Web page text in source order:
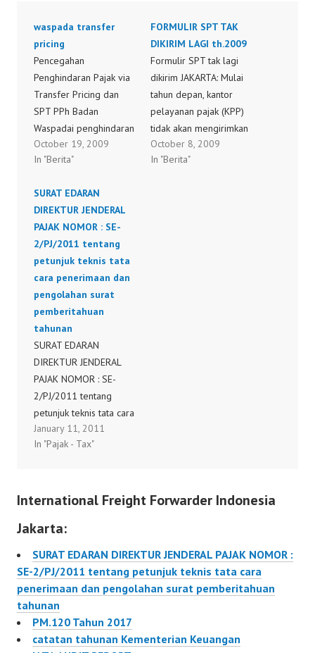
waspada transfer
pricing
Pencegahan
Penghindaran Pajak via
Transfer Pricing dan
SPT PPh Badan
Waspadai penghindaran
pajak dengan transfer
pricing, begitu titah
Mulyani Indrawati.
Sebab, banyak
perusahaan besar yang
melalaikan tmnsfer
pricing untuk
menghindari pajak. Ada
dugaan, perusahaan itu
melakukan transaksi
dengan afiliasinya tidak
dengan harga I wajar
sehingga melaporkan
rugi…
October 19, 2009
In "Berita"
FORMULIR SPT TAK
DIKIRIM LAGI th.2009
Formulir SPT tak lagi
dikirim JAKARTA: Mulai
tahun depan, kantor
pelayanan pajak (KPP)
tidak akan mengirimkan
lagi formulir surat
pemberitahuan (SPT)
October 8, 2009
In "Berita"
SURAT EDARAN
DIREKTUR JENDERAL
PAJAK NOMOR : SE-
2/PJ/2011 tentang
petunjuk teknis tata
cara penerimaan dan
pengolahan surat
pemberitahuan
tahunan
SURAT EDARAN
DIREKTUR JENDERAL
PAJAK NOMOR : SE-
2/PJ/2011 tentang
petunjuk teknis tata cara
penerimaan dan
pengolahan surat
January 11, 2011
In "Pajak - Tax"
International Freight Forwarder Indonesia
Jakarta:
SURAT EDARAN DIREKTUR JENDERAL PAJAK NOMOR :
SE-2/PJ/2011 tentang petunjuk teknis tata cara
penerimaan dan pengolahan surat pemberitahuan
tahunan
PM.120 Tahun 2017
catatan tahunan Kementerian Keuangan